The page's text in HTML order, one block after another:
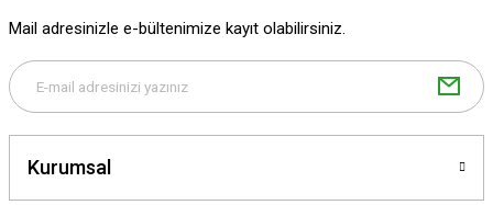
Gönder
Mail adresinizle e-bültenimize kayıt olabilirsiniz.
Kurumsal